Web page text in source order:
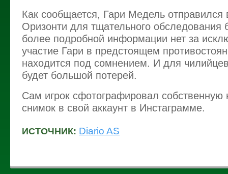
Как сообщается, Гари Медель отправился
Оризонти для тщательного обследования
более подробной информации нет за
участие Гари в предстоящем
находится под сомнением. И для
будет большой потерей.
Сам игрок сфотографировал собственную
снимок в свой аккаунт в Инстаграмме.
ИСТОЧНИК: Diario AS